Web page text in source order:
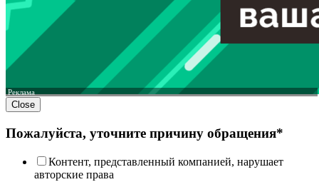
Реклама
Close
Пожалуйста, уточните причину обращения*
Контент, представленный компанией, нарушает
авторские права